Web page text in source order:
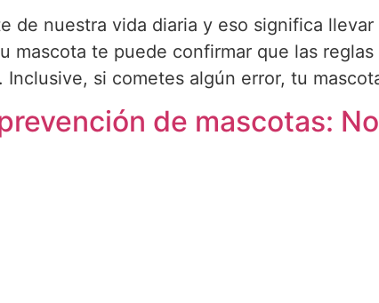
de nuestra vida diaria y eso significa
mascota te puede confirmar que las
Inclusive, si cometes algún error, tu
de mascotas: